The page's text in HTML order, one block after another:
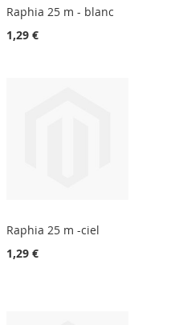
Raphia 25 m - blanc
1,29 €
Raphia 25 m -ciel
1,29 €